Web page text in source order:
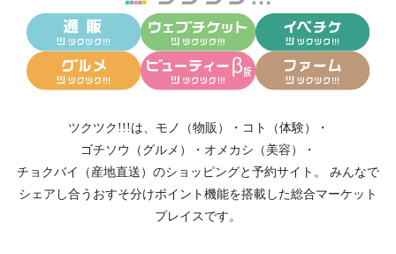
ツクツク!!!は、 モノ（物販） ・ コト（体験）
・
ゴチソウ（グルメ）
・ オメカシ（美容）
・
チョクバイ（産地直送） のショッピングと予約サイト。
みんなで
シェアし合う おすそ分けポイント機能を搭載した総合マーケット
プレイスです。